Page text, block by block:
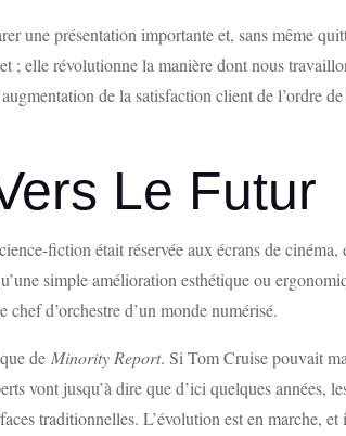
une présentation importante et, sans même
; elle révolutionne la manière dont nous
de la satisfaction client de l’ordre
Le Futur
fiction était réservée aux écrans de
simple amélioration esthétique ou
d’orchestre d’un monde numérisé.
deMinority Report. Si Tom Cruise pouvait
vont jusqu’à dire que d’ici quelques
traditionnelles. L’évolution est en marche,